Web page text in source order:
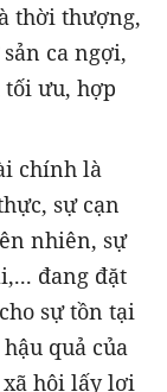
thời thượng,
ca ngợi,
tối ưu, hợp
chính là
sự cạn
nhiên, sự
đang đặt
sự tồn tại
quả của
hội lấy lợi